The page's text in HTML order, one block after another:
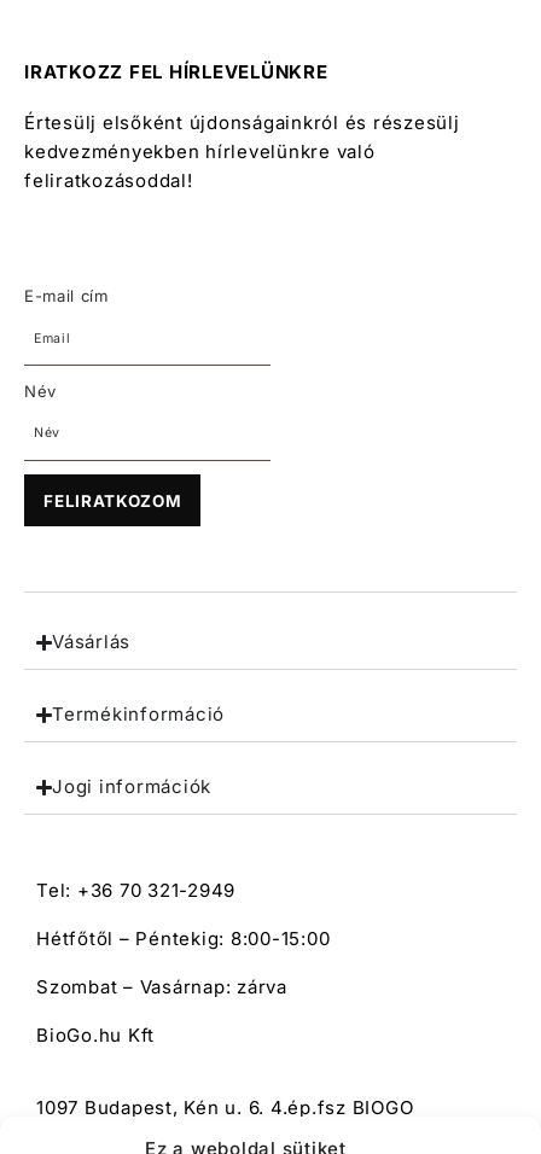
Ez a weboldal sütiket
IRATKOZZ FEL HÍRLEVELÜNKRE
Értesülj elsőként újdonságainkról és részesülj
kedvezményekben hírlevelünkre való
feliratkozásoddal!
E-mail cím
Név
FELIRATKOZOM
Tel: +36 70 321-2949
Hétfőtől – Péntekig: 8:00-15:00
Szombat – Vasárnap: zárva
BioGo.hu Kft
1097 Budapest, Kén u. 6. 4.ép.fsz BIOGO
Vásárlás
Termékinformáció
Jogi információk